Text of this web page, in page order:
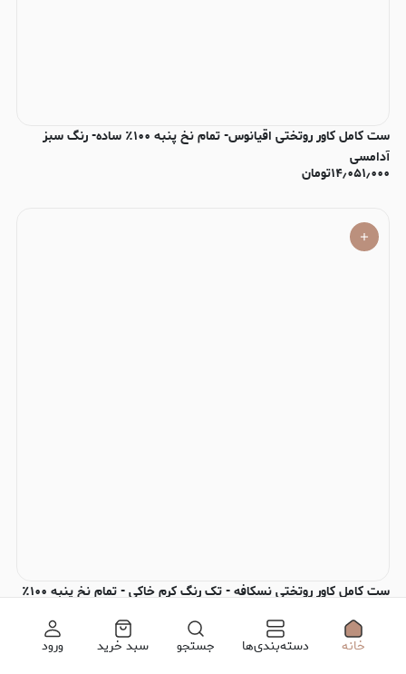
خانه دسته‌بندی‌ها جستجو سبد خرید ورود
ست کامل کاور روتختی اقیانوس- تمام نخ پنبه ۱۰۰٪ ساده- رنگ سبز
آدامسی
۱۴٫۰۵۱٫۰۰۰تومان
ست کامل کاور روتختی نسکافه - تک رنگ کرم خاکی - تمام نخ پنبه ۱۰۰٪
۱۴٫۰۵۱٫۰۰۰